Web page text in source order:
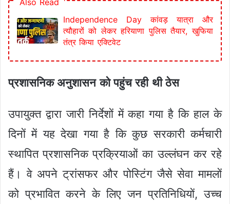
Also Read
Independence Day कांवड़ यात्रा और
त्यौहारों को लेकर हरियाणा पुलिस तैयार, खुफिया
तंत्र किया एक्टिवेट
प्रशासनिक अनुशासन को पहुंच रही थी ठेस
उपायुक्त द्वारा जारी निर्देशों में कहा गया है कि हाल के
दिनों में यह देखा गया है कि कुछ सरकारी कर्मचारी
स्थापित प्रशासनिक प्रक्रियाओं का उल्लंघन कर रहे
हैं। वे अपने ट्रांसफर और पोस्टिंग जैसे सेवा मामलों
को प्रभावित करने के लिए जन प्रतिनिधियों, उच्च